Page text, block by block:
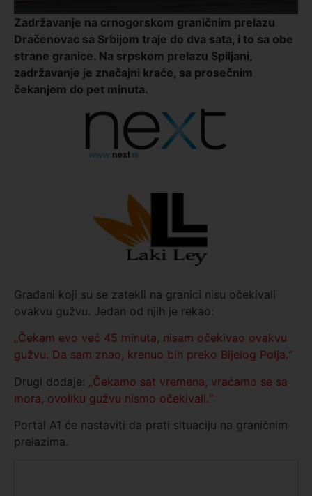
Zadržavanje na crnogorskom graničnim prelazu
Dračenovac sa Srbijom traje do dva sata, i to sa obe
strane granice. Na srpskom prelazu Spiljani,
zadržavanje je značajni kraće, sa prosečnim
čekanjem do pet minuta.
Građani koji su se zatekli na granici nisu očekivali
ovakvu gužvu. Jedan od njih je rekao:
„Čekam evo već 45 minuta, nisam očekivao ovakvu
gužvu. Da sam znao, krenuo bih preko Bijelog Polja.“
Drugi dodaje:
„Čekamo sat vremena, vraćamo se sa
mora, ovoliku gužvu nismo očekivali.“
Portal A1 će nastaviti da prati situaciju na graničnim
prelazima.